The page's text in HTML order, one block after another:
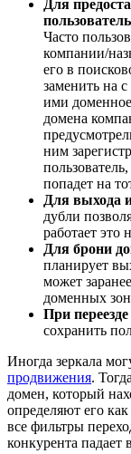
Для
Часто
компании/
его в
заменить на
ими доменное
домена
ним
попадет на
Для выхода
дубли
работает это
Для брони
планирует
может
доменных
При
сохранить
Иногда зеркала
продвижения.
домен, который
определяют его как
все фильтры
конкурента